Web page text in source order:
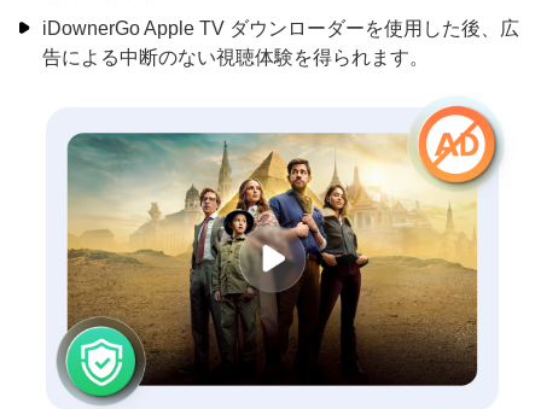
iDownerGo Apple TV ダウンローダーを使用した後、広
告による中断のない視聴体験を得られます。